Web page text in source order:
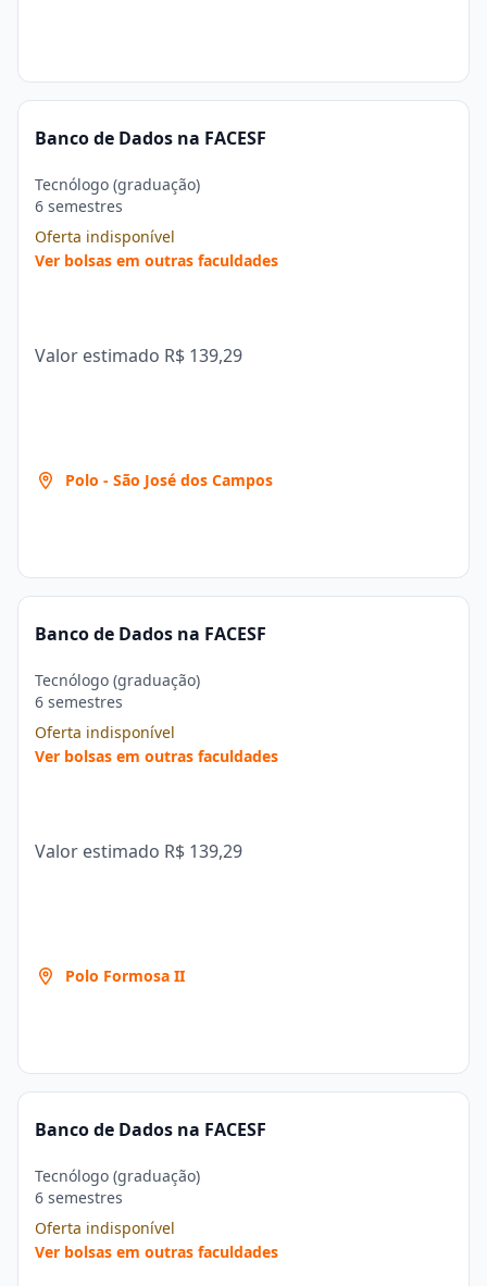
Banco de Dados na FACESF
Tecnólogo (graduação)
6 semestres
Oferta indisponível
Ver bolsas em outras faculdades
Valor estimado R$ 139,29
Polo - São José dos Campos
Banco de Dados na FACESF
Tecnólogo (graduação)
6 semestres
Oferta indisponível
Ver bolsas em outras faculdades
Valor estimado R$ 139,29
Polo Formosa II
Banco de Dados na FACESF
Tecnólogo (graduação)
6 semestres
Oferta indisponível
Ver bolsas em outras faculdades